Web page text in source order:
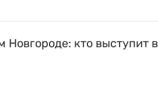
кто выступит в